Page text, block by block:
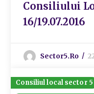
Consiliului
16/19.07.2016
Sector5.ro
Consiliul local sector 5